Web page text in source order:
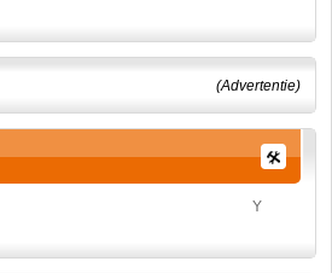
(Advertentie)
Y